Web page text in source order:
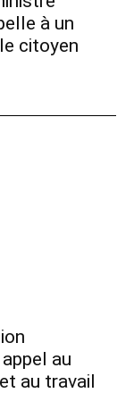
à un
citoyen
au
au travail